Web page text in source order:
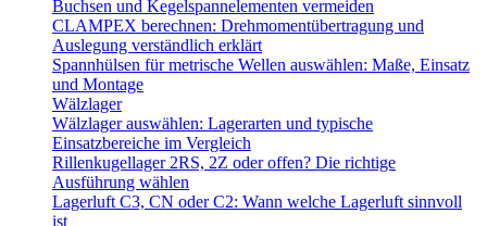
Buchsen und Kegelspannelementen vermeiden
CLAMPEX berechnen: Drehmomentübertragung und
Auslegung verständlich erklärt
Spannhülsen für metrische Wellen auswählen: Maße, Einsatz
und Montage
Wälzlager
Wälzlager auswählen: Lagerarten und typische
Einsatzbereiche im Vergleich
Rillenkugellager 2RS, 2Z oder offen? Die richtige
Ausführung wählen
Lagerluft C3, CN oder C2: Wann welche Lagerluft sinnvoll
ist